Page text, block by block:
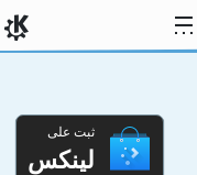
ثبت على
لينكس